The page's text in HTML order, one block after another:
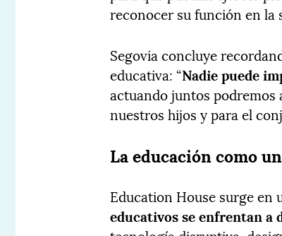
reconocer su función en la
Segovia concluye
educativa: “Nadie puede
actuando juntos podremos
nuestros hijos y para el
La educación como
Education House surge
educativos se enfrentan a